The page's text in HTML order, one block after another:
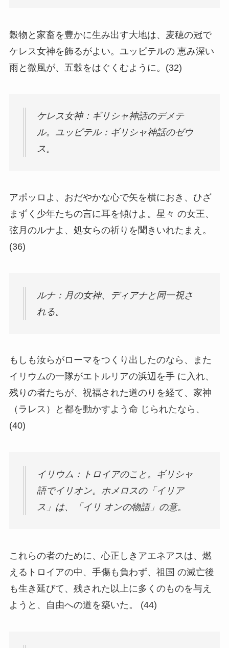
穀物と家畜を豊かに生み出す大地は、麦穂の冠で
ケレス女神を飾るがよい。ユッピテルの 恵み深い
雨と微風が、五穀をはぐくむように。(32)
ケレス女神：ギリシャ神話のデメテ
ル。ユッピテル：ギリシャ神話のゼウ
ス。
アポッロよ、おだやかな心で矢を横におき、ひざ
まずく少年たちの言に耳を傾けよ。星々 の女王、
弦月のルナよ、処女らの祈りを聞きいれたまえ。
(36)
ルナ：月の女神、ディアナと同一視さ
れる。
もしも汝らがローマをつくり出したのなら、また
イリウムの一隊がエトルリアの浜辺を手 に入れ、
残りの者たちが、祝福された道のりを経て、家神
（ラレス）と都を動かすよう命 じられたなら、
(40)
イリウム：トロイアのこと。ギリシャ
語でイリオン。ホメロスの「イリア
ス」は、「イリ オンの物語」の意。
これらの者のために、心正しきアエネアスは、燃
えるトロイアの中、手傷も負わず、祖国 の滅亡後
も生き延びて、残された以上に多くのものを与え
ようと、自由への道を築いた。 (44)